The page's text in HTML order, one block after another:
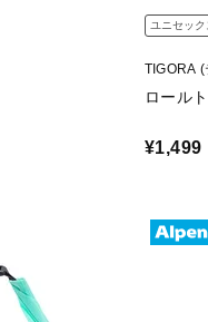
ユニセック
TIGORA
ロール
¥1,499